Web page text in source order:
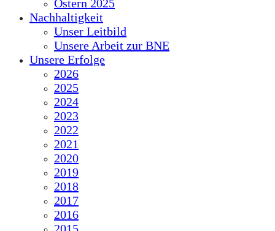
Ostern 2025
Nachhaltigkeit
Unser Leitbild
Unsere Arbeit zur BNE
Unsere Erfolge
2026
2025
2024
2023
2022
2021
2020
2019
2018
2017
2016